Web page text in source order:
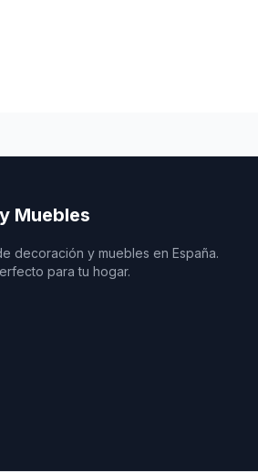
Muebles
decoración y muebles en España.
para tu hogar.